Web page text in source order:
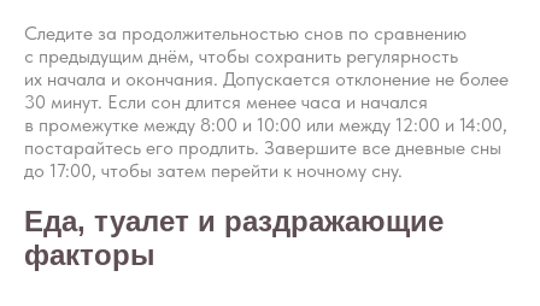
Следите за продолжительностью снов по сравнению
с предыдущим днём, чтобы сохранить регулярность
их начала и окончания. Допускается отклонение не более
30 минут. Если сон длится менее часа и начался
в промежутке между 8:00 и 10:00 или между 12:00 и 14:00,
постарайтесь его продлить. Завершите все дневные сны
до 17:00, чтобы затем перейти к ночному сну.
Еда, туалет и раздражающие
факторы